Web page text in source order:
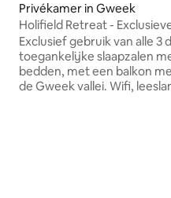
Privékamer in Gweek
Holifield Retreat -
20 bedden
Exclusief gebruik van alle 3
toegankelijke slaapzalen
bedden, met een balkon
de Gweek vallei. Wifi,